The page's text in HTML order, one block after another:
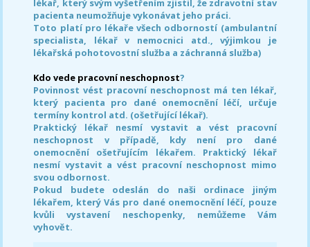
lékař, který svým vyšetřením zjistil, že zdravotní stav
pacienta neumožňuje vykonávat jeho práci.
Toto platí pro lékaře všech odborností (ambulantní
specialista, lékař v nemocnici atd., výjimkou je
lékařská pohotovostní služba a záchranná služba)
Kdo vede pracovní neschopnost?
Povinnost vést pracovní neschopnost má ten lékař,
který pacienta pro dané onemocnění léčí, určuje
termíny kontrol atd. (ošetřující lékař).
Praktický lékař nesmí vystavit a vést pracovní
neschopnost v případě, kdy není pro dané
onemocnění ošetřujícím lékařem. Praktický lékař
nesmí vystavit a vést pracovní neschopnost mimo
svou odbornost.
Pokud budete odeslán do naši ordinace jiným
lékařem, který Vás pro dané onemocnění léčí, pouze
kvůli vystavení neschopenky, nemůžeme Vám
vyhovět.